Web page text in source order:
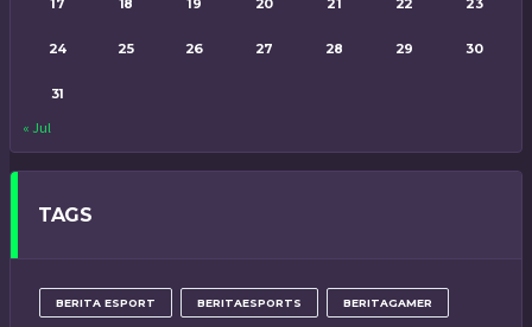
24 25 26 27 28 29 30
31
« Jul
TAGS
BERITA ESPORT BERITAESPORTS BERITAGAMER